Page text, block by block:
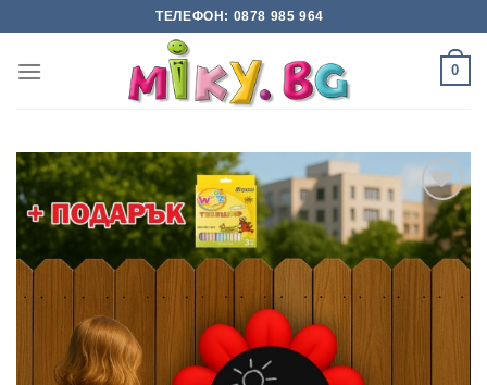
content
ТЕЛЕФОН: 0878 985 964
0
Add to
wishlist